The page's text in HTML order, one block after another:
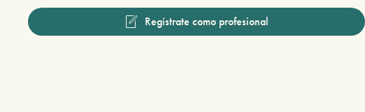
Regístrate como profesional